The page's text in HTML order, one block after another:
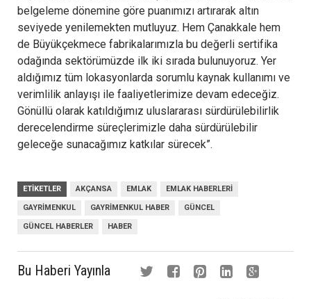
belgeleme dönemine göre puanımızı artırarak altın
seviyede yenilemekten mutluyuz. Hem Çanakkale hem
de Büyükçekmece fabrikalarımızla bu değerli sertifika
odağında sektörümüzde ilk iki sırada bulunuyoruz. Yer
aldığımız tüm lokasyonlarda sorumlu kaynak kullanımı ve
verimlilik anlayışı ile faaliyetlerimize devam edeceğiz.
Gönüllü olarak katıldığımız uluslararası sürdürülebilirlik
derecelendirme süreçlerimizle daha sürdürülebilir
geleceğe sunacağımız katkılar sürecek”.
ETIKETLER AKÇANSA EMLAK EMLAK HABERLERI
GAYRIMENKUL GAYRIMENKUL HABER GÜNCEL
GÜNCEL HABERLER HABER
Bu Haberi Yayınla